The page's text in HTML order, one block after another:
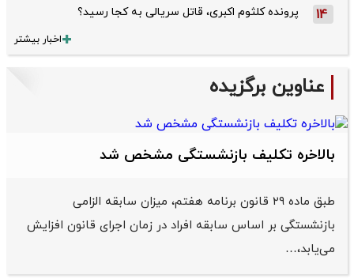
14 پرونده کلثوم اکبری، قاتل سریالی به کجا رسید؟
اخبار بیشتر
عناوین برگزیده
بالاخره تکلیف بازنشستگی مشخص شد
طبق ماده ۲۹ قانون برنامه هفتم، میزان سابقه الزامی
بازنشستگی بر اساس سابقه افراد در زمان اجرای قانون افزایش
می‌یابد،…